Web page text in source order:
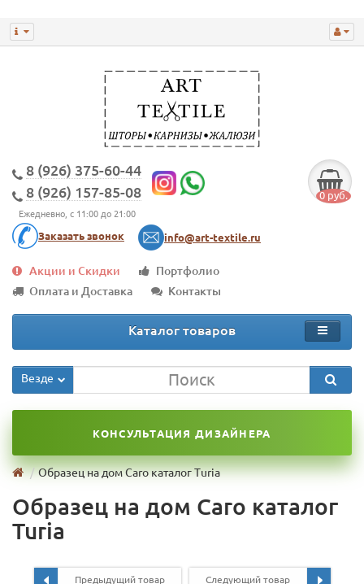
8 (926) 375-60-44
8 (926) 157-85-08
Ежедневно, с 11:00 до 21:00
Заказать звонок info@art-textile.ru
0 руб.
Акции и Скидки
Портфолио
Оплата и Доставка
Контакты
Каталог товаров
Везде
КОНСУЛЬТАЦИЯ ДИЗАЙНЕРА
Образец на дом Caro каталог Turia
Образец на дом Caro каталог
Turia
Предыдущий товар Следующий товар